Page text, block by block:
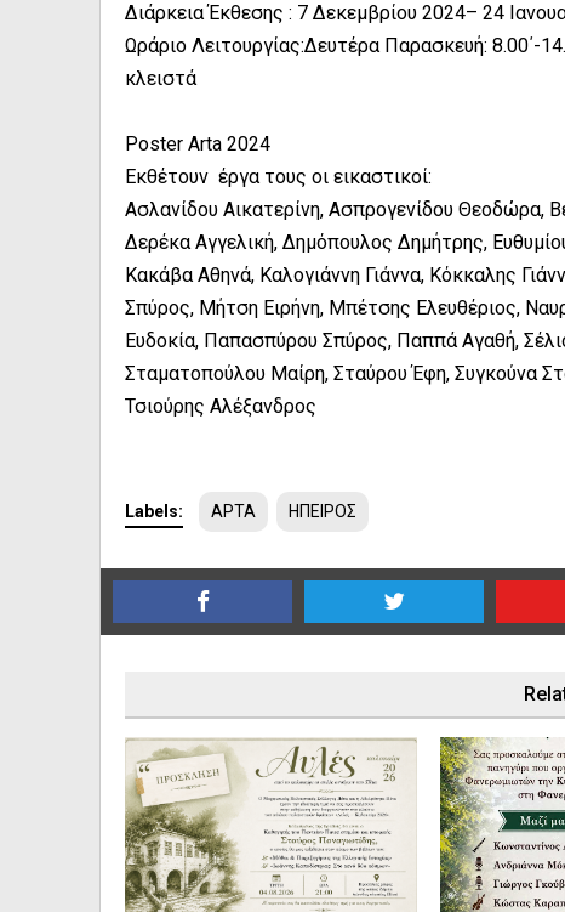
Διάρκεια Έκθεσης : 7 Δεκεμβρίου 2024– 24
Ωράριο Λειτουργίας:Δευτέρα Παρασκευή: 8.00΄-
κλειστά
Poster Arta 2024
Εκθέτουν έργα τους οι εικαστικοί:
Ασλανίδου Αικατερίνη, Ασπρογενίδου Θεοδώρα,
Δερέκα Αγγελική, Δημόπουλος Δημήτρης,
Κακάβα Αθηνά, Καλογιάννη Γιάννα, Κόκκαλης
Σπύρος, Μήτση Ειρήνη, Μπέτσης Ελευθέριος,
Ευδοκία, Παπασπύρου Σπύρος, Παππά Αγαθή,
Σταματοπούλου Μαίρη, Σταύρου Έφη, Συγκούνα
Τσιούρης Αλέξανδρος
Labels: ΑΡΤΑ ΗΠΕΙΡΟΣ